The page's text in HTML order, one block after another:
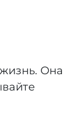
Она